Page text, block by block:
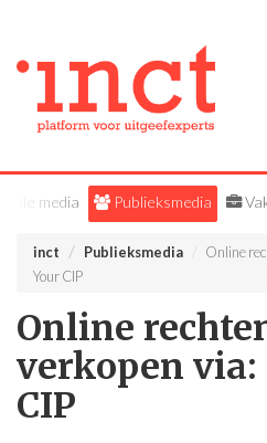
Alle media Publieksmedia
inct Publieksmedia
Online
Your CIP
Online
verkopen via:
CIP